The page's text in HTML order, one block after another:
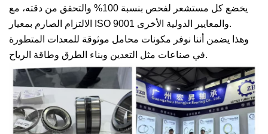
يخضع كل مستشعر لفحص بنسبة 100% والتحقق من دقته، مع
الالتزام الصارم بمعيار ISO 9001 والمعايير الدولية الأخرى.
وهذا يضمن أننا نوفر مكونات محامل موثوقة للمعدات المتطورة
في صناعات مثل التعدين وبناء الطرق وطاقة الرياح.